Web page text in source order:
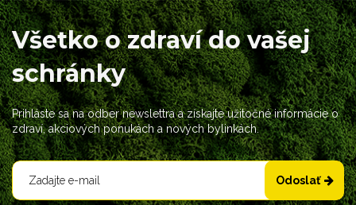
Všetko o zdraví do vašej
schránky
Prihláste sa na odber newslettra a získajte užitočné informácie o
zdraví, akciových ponukách a nových bylinkách.
Odoslať